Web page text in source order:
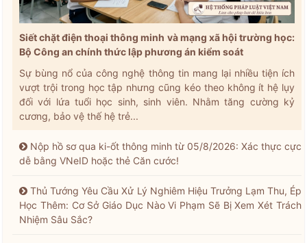
Siết chặt điện thoại thông minh và mạng xã hội trường học:
Bộ Công an chính thức lập phương án kiểm soát
Sự bùng nổ của công nghệ thông tin mang lại nhiều tiện ích
vượt trội trong học tập nhưng cũng kéo theo không ít hệ lụy
đối với lứa tuổi học sinh, sinh viên. Nhằm tăng cường kỷ
cương, bảo vệ thế hệ trẻ...
Nộp hồ sơ qua ki-ốt thông minh từ 05/8/2026: Xác thực cực
dễ bằng VNeID hoặc thẻ Căn cước!
Thủ Tướng Yêu Cầu Xử Lý Nghiêm Hiệu Trưởng Lạm Thu, Ép
Học Thêm: Cơ Sở Giáo Dục Nào Vi Phạm Sẽ Bị Xem Xét Trách
Nhiệm Sâu Sắc?